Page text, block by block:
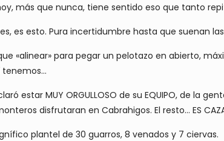
más que nunca, tiene sentido eso que tanto repite
es esto. Pura incertidumbre hasta que suenan
«alinear» para pegar un pelotazo en abierto,
tenemos…
estar MUY ORGULLOSO de su EQUIPO, de la
disfrutaran en Cabrahigos. El resto… ES
plantel de 30 guarros, 8 venados y 7 ciervas.